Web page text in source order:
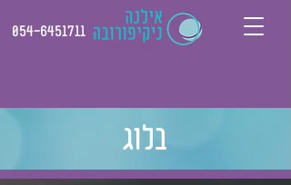
054-6451711
בלוג